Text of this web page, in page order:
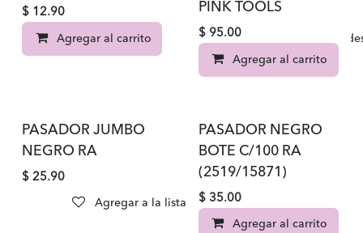
$ 12.90
Agregar al carrito Agregar a la lista de
PINK TOOLS
$ 95.00
Agregar al carrito
PASADOR JUMBO
NEGRO RA
$25.90
Agregar a la lista de deseos
PASADOR NEGRO
BOTE C/100 RA
(2519/15871)
$ 35.00
Agregar al carrito